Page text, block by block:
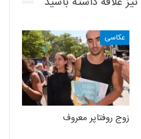
عکاسی
زوج روفتاپر معروف